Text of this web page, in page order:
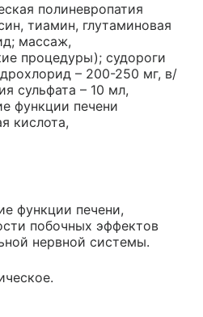
полиневропатия
тиамин, глутаминовая
массаж,
процедуры); судороги
– 200-250 мг, в/
сульфата – 10 мл,
функции печени
кислота,
функции печени,
побочных эффектов
нервной системы.